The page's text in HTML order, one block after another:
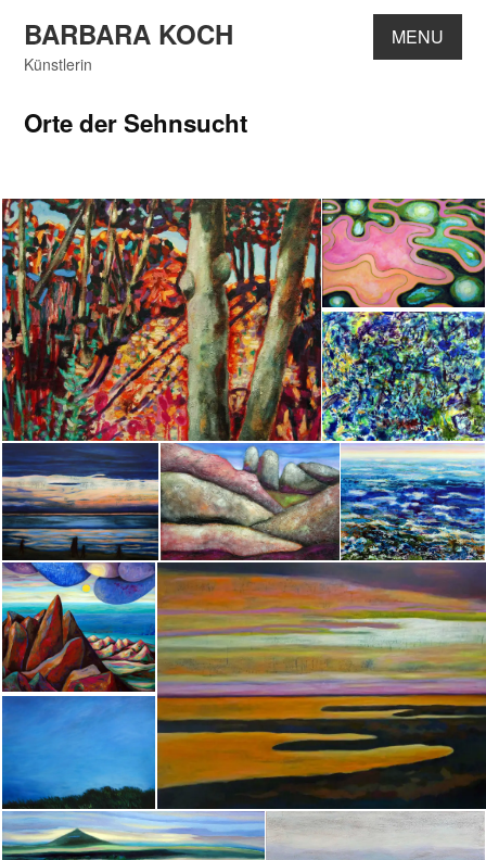
content
BARBARA KOCH
Künstlerin
MENU
Orte der Sehnsucht